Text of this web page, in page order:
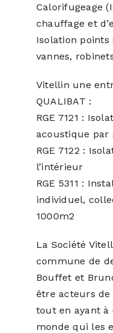
Calorifugeage
chauffage et
Isolation points
vannes,
Vitellin une
QUALIBAT :
RGE 7121 :
acoustique par
RGE 7122 :
l’intérieur
RGE 5311 :
individuel,
1000m2
La Société
commune de
Bouffet et
être acteurs
tout en ayant à
monde qui les